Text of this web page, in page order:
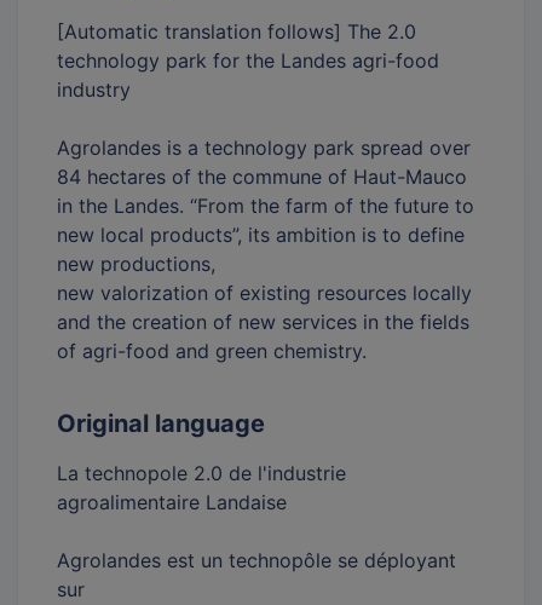
[Automatic translation follows] The 2.0
technology park for the Landes agri-food
industry
Agrolandes is a technology park spread over
84 hectares of the commune of Haut-Mauco
in the Landes. “From the farm of the future to
new local products”, its ambition is to define
new productions,
new valorization of existing resources locally
and the creation of new services in the fields
of agri-food and green chemistry.
Original language
La technopole 2.0 de l'industrie
agroalimentaire Landaise
Agrolandes est un technopôle se déployant
sur